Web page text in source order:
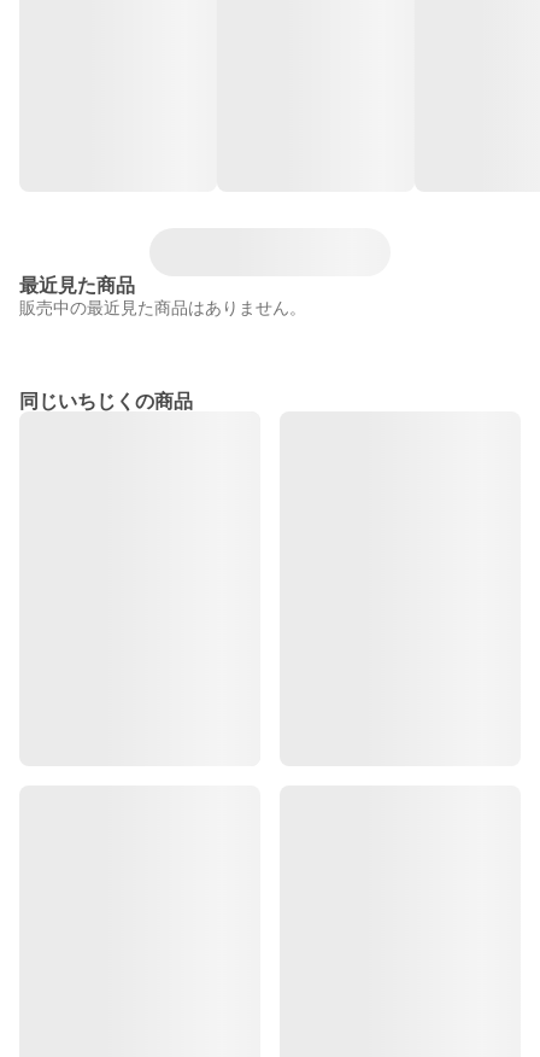
最近見た商品
販売中の最近見た商品はありません。
同じいちじくの商品